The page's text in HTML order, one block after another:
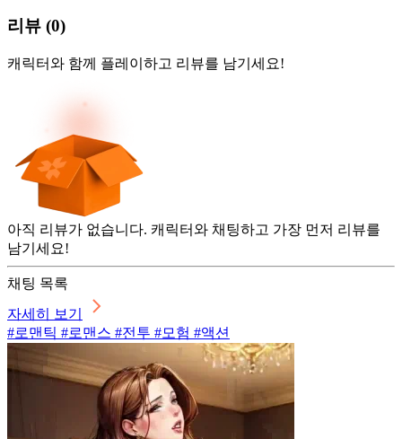
리뷰 (0)
캐릭터와 함께 플레이하고 리뷰를 남기세요!
아직 리뷰가 없습니다. 캐릭터와 채팅하고 가장 먼저 리뷰를
남기세요!
채팅 목록
자세히 보기
#로맨틱 #로맨스 #전투 #모험 #액션